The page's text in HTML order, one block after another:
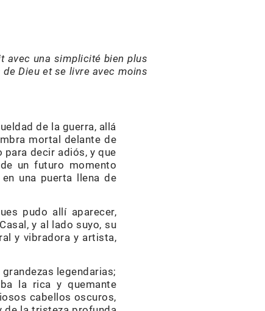
avec una simplicité bien plus
Dieu et se livre avec moins
de la guerra, allá
mortal delante de
decir adiós, y que
un futuro momento
una puerta llena de
pudo allí aparecer,
y al lado suyo, su
y vibradora y artista,
legendarias;
la rica y quemante
cabellos oscuros,